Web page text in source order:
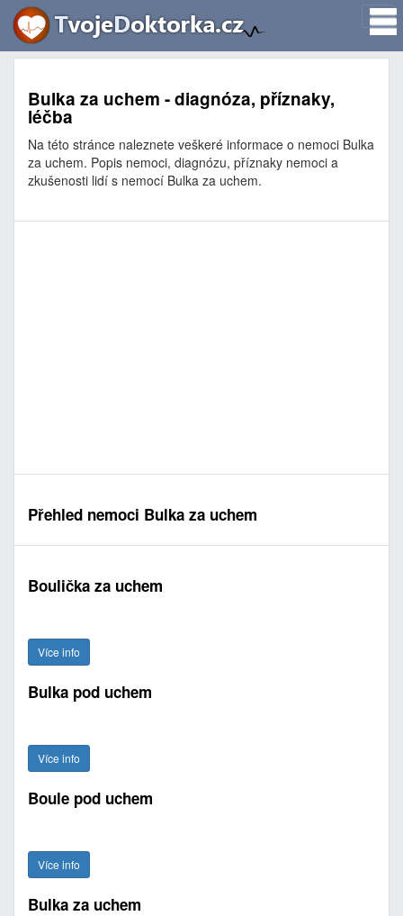
Bulka za uchem - diagnóza, příznaky,
léčba
Na této stránce naleznete veškeré informace o nemoci Bulka
za uchem. Popis nemoci, diagnózu, příznaky nemoci a
zkušenosti lidí s nemocí Bulka za uchem.
Přehled nemoci Bulka za uchem
Boulička za uchem
Více info
Bulka pod uchem
Více info
Boule pod uchem
Více info
Bulka za uchem